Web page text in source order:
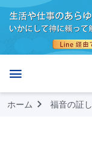
ホーム 福音の証し